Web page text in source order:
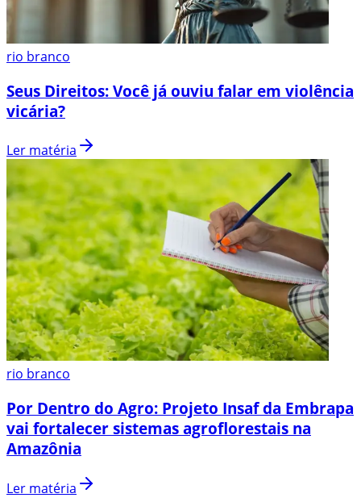
rio branco
Seus Direitos: Você já ouviu falar em violência
vicária?
Ler matéria
rio branco
Por Dentro do Agro: Projeto Insaf da Embrapa
vai fortalecer sistemas agroflorestais na
Amazônia
Ler matéria